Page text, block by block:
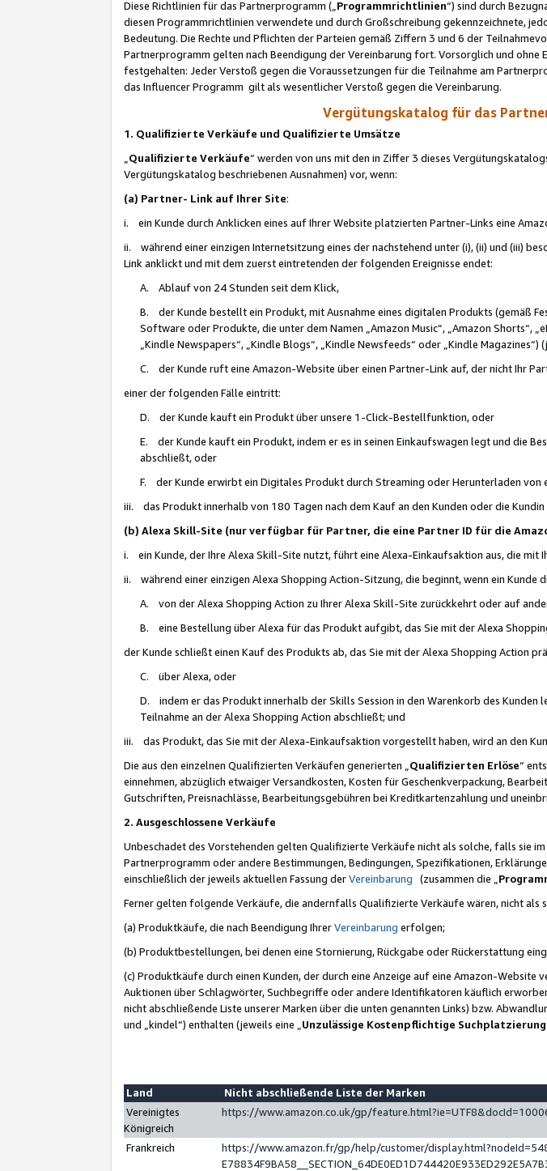
Diese Richtlinien für das Partnerprogramm („Programmrichtlinien“) sind durch
diesen Programmrichtlinien verwendete und durch Großschreibung gekennzeichnete,
Bedeutung. Die Rechte und Pflichten der Parteien gemäß Ziffern 3 und 6 der
Partnerprogramm gelten nach Beendigung der Vereinbarung fort. Vorsorglich und ohne
festgehalten: Jeder Verstoß gegen die Voraussetzungen für die Teilnahme am
das Influencer Programm gilt als wesentlicher Verstoß gegen die Vereinbarung.
Vergütungskatalog für das
1. Qualifizierte Verkäufe und Qualifizierte Umsätze
Qualifizierte Verkäufe“ werden von uns mit den in Ziffer 3 dieses
Vergütungskatalog beschriebenen Ausnahmen) vor, wenn:
(a) Partner- Link auf Ihrer Site:
i. ein Kunde durch Anklicken eines auf Ihrer Website platzierten Partner-Links eine
ii. während einer einzigen Internetsitzung eines der nachstehend unter (i), (ii) und (iii)
Link anklickt und mit dem zuerst eintretenden der folgenden Ereignisse endet:
A. Ablauf von 24 Stunden seit dem Klick,
B. der Kunde bestellt ein Produkt, mit Ausnahme eines digitalen Produkts (gemäß
Software oder Produkte, die unter dem Namen „Amazon Music“, „Amazon Shorts“,
„Kindle Newspapers“, „Kindle Blogs“, „Kindle Newsfeeds“ oder „Kindle Magazines“)
C. der Kunde ruft eine Amazon-Website über einen Partner-Link auf, der nicht Ihr
einer der folgenden Fälle eintritt:
D. der Kunde kauft ein Produkt über unsere 1-Click-Bestellfunktion, oder
E. der Kunde kauft ein Produkt, indem er es in seinen Einkaufswagen legt und die
abschließt, oder
F. der Kunde erwirbt ein Digitales Produkt durch Streaming oder Herunterladen von
iii. das Produkt innerhalb von 180 Tagen nach dem Kauf an den Kunden oder die
(b) Alexa Skill-Site (nur verfügbar für Partner, die eine Partner ID für die
i. ein Kunde, der Ihre Alexa Skill-Site nutzt, führt eine Alexa-Einkaufsaktion aus, die mit
ii. während einer einzigen Alexa Shopping Action-Sitzung, die beginnt, wenn ein Kunde
A. von der Alexa Shopping Action zu Ihrer Alexa Skill-Site zurückkehrt oder auf
B. eine Bestellung über Alexa für das Produkt aufgibt, das Sie mit der Alexa
der Kunde schließt einen Kauf des Produkts ab, das Sie mit der Alexa Shopping Action
C. über Alexa, oder
D. indem er das Produkt innerhalb der Skills Session in den Warenkorb des
Teilnahme an der Alexa Shopping Action abschließt; und
iii. das Produkt, das Sie mit der Alexa-Einkaufsaktion vorgestellt haben, wird an den
Die aus den einzelnen Qualifizierten Verkäufen generierten „ Qualifizierten Erlöse“
einnehmen, abzüglich etwaiger Versandkosten, Kosten für Geschenkverpackung,
Gutschriften, Preisnachlässe, Bearbeitungsgebühren bei Kreditkartenzahlung und
2. Ausgeschlossene Verkäufe
Unbeschadet des Vorstehenden gelten Qualifizierte Verkäufe nicht als solche, falls sie
Partnerprogramm oder andere Bestimmungen, Bedingungen, Spezifikationen,
einschließlich der jeweils aktuellen Fassung derVereinbarung (zusammen die „
Ferner gelten folgende Verkäufe, die andernfalls Qualifizierte Verkäufe wären, nicht als
(a) Produktkäufe, die nach Beendigung IhrerVereinbarung erfolgen;
(b) Produktbestellungen, bei denen eine Stornierung, Rückgabe oder Rückerstattung
(c) Produktkäufe durch einen Kunden, der durch eine Anzeige auf eine Amazon-Website
Auktionen über Schlagwörter, Suchbegriffe oder andere Identifikatoren käuflich
nicht abschließende Liste unserer Marken über die unten genannten Links) bzw.
und „kindel“) enthalten (jeweils eine „ Unzulässige Kostenpflichtige Suchplatzierung
Land
Nicht abschließende Liste der Marken
Vereinigtes
Königreich
https://www.amazon.co.uk/gp/
Frankreich
https://www.amazon.fr/gp/help/customer/